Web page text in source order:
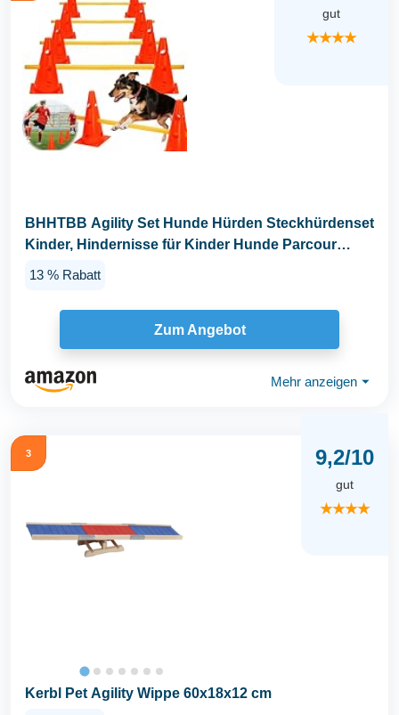
gut
★★★★
BHHTBB Agility Set Hunde Hürden Steckhürdenset
Kinder, Hindernisse für Kinder Hunde Parcour
13 % Rabatt
Zum Angebot
Mehr anzeigen ⏷
3 9,2/10
gut
★★★★
Kerbl Pet Agility Wippe 60x18x12 cm